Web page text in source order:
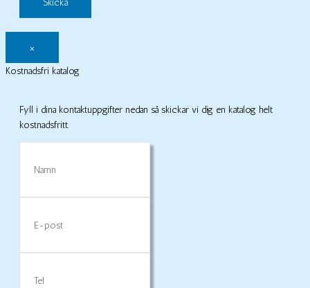
×
Kostnadsfri katalog
Fyll i dina kontaktuppgifter nedan så skickar vi dig en katalog helt
kostnadsfritt.
post